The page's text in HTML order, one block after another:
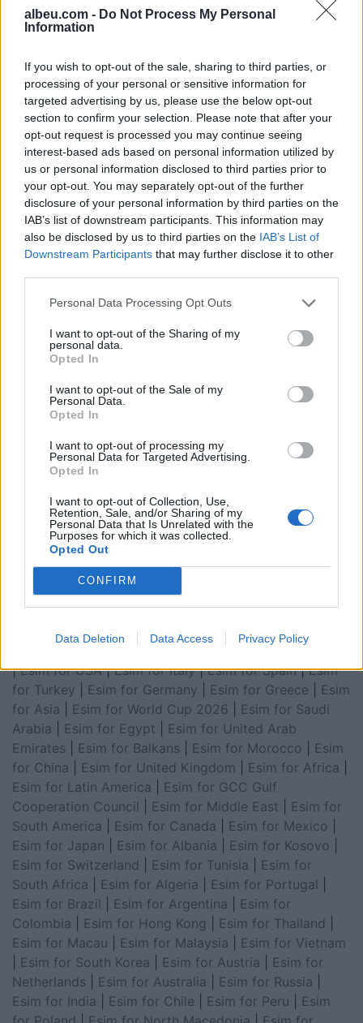
albeu.com - Do Not Process My Personal
Information
If you wish to opt-out of the sale, sharing to third parties, or
processing of your personal or sensitive information for
targeted advertising by us, please use the below opt-out
section to confirm your selection. Please note that after your
opt-out request is processed you may continue seeing
interest-based ads based on personal information utilized by
us or personal information disclosed to third parties prior to
your opt-out. You may separately opt-out of the further
disclosure of your personal information by third parties on the
IAB’s list of downstream participants. This information may
also be disclosed by us to third parties on the IAB’s List of
Downstream Participants that may further disclose it to other
Personal Data Processing Opt Outs
I want to opt-out of the Sharing of my
personal data.
Opted In
I want to opt-out of the Sale of my
Personal Data.
Opted In
I want to opt-out of processing my
Personal Data for Targeted Advertising.
Opted In
I want to opt-out of Collection, Use,
Retention, Sale, and/or Sharing of my
Personal Data that Is Unrelated with the
Purposes for which it was collected.
Opted Out
CONFIRM
Data Deletion Data Access Privacy Policy
Shpërthimeve dhe Fatkeqësive
Apple hedh në gjyq OpenAI-n
për përvetësim të paligjshëm
të sekreteve industriale
Ndeshja Argjentinë–Egjipt
vendos rekord historik në
Google, kërkimet arrijnë nivele
të papara
Kina zbulon robotë humanoidë
tepër realistë, të projektuar për
|Esim for USA|Esim for Italy|Esim for Spain|Esim
for Turkey
Esim for Germany Esim for Greece
Esim
for Asia
Esim for World Cup 2026
Esim for Saudi
Arabia
Esim for Egypt
Esim for United Arab
Emirates
Esim for Balkans Esim for Morocco
Esim
for China
Esim for United Kingdom Esim for Africa
Esim for Latin America
Esim for GCC Gulf
Cooperation Council
Esim for Middle East
Esim for
South America
Esim for Canada Esim for Mexico
Esim for Japan
Esim for Albania Esim for Kosovo
Esim for Switzerland
Esim for Tunisia
Esim for
South Africa
Esim for Algeria Esim for Portugal
Esim for Brazil
Esim for Argentina
Esim for
Colombia
Esim for Hong Kong Esim for Thailand
Esim for Macau
Esim for Malaysia
Esim for Vietnam
Esim for South Korea Esim for Austria
Esim for
Netherlands
Esim for Australia Esim for Russia
Esim for India
Esim for Chile Esim for Peru
Esim